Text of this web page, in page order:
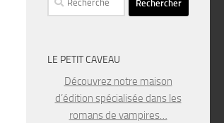
LE PETIT CAVEAU
Découvrez notre maison
d’édition spécialisée dans les
romans de vampires…